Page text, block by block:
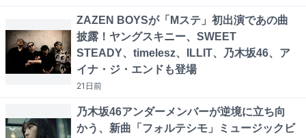
ZAZEN BOYSが「Mステ」初出演であの曲
披露！ヤングスキニー、SWEET
STEADY、timelesz、ILLIT、乃木坂46、ア
イナ・ジ・エンドも登場
21日前
乃木坂46アンダーメンバーが逆境に立ち向
かう、新曲「フォルテシモ」ミュージックビ